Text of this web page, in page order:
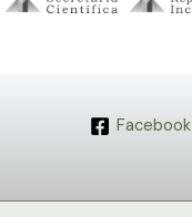
Facebook